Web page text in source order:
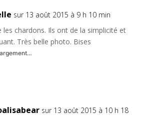
sur 13 août 2015 à 9 h 10 min
les chardons. Ils ont de la simplicité et
Très belle photo. Bises
sur 13 août 2015 à 10 h 18